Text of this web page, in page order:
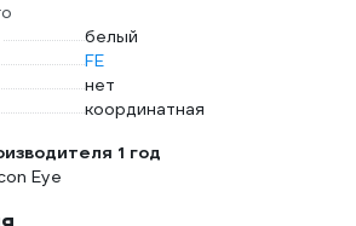
белый
FE
нет
координатная
1 год
Eye